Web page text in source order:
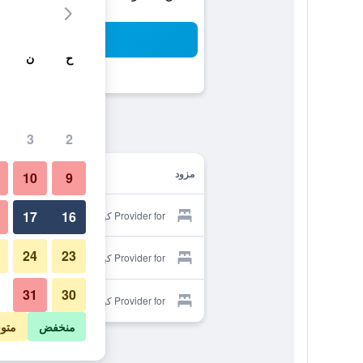
مزود
Provider for كيرياد هوتل مونتوبان
Provider for كيرياد هوتل مونتوبان
Provider for كيرياد هوتل مونتوبان
ح ن
2
3
9
10
16
17
23
24
30
31
منخفض